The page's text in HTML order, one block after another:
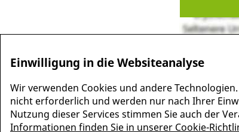
Einwilligung in die Websiteanalyse
Wir verwenden Cookies und andere
nicht erforderlich und werden nur nach Ihrer
Nutzung dieser Services stimmen Sie auch der
Informationen finden Sie in unserer Cookie-